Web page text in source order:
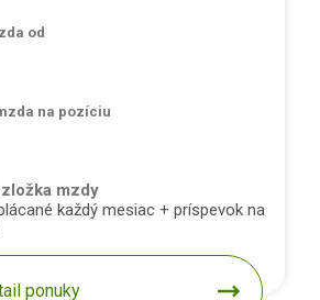
od
na pozíciu
mzdy
každý mesiac + príspevok na
ponuky